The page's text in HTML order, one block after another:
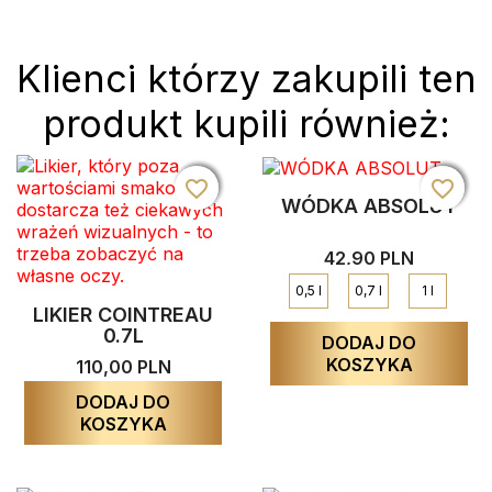
Klienci którzy zakupili ten
produkt kupili również:
LIKIER COINTREAU
0.7L
110,00 PLN
DODAJ DO
KOSZYKA
favorite_border
favorite_border
favorite_border
WÓDKA ABSOLUT
42,90 PLN
0,5 l 0,7 l 1 l
DODAJ DO
KOSZYKA
favorite_border
favorite_border
favorite_border